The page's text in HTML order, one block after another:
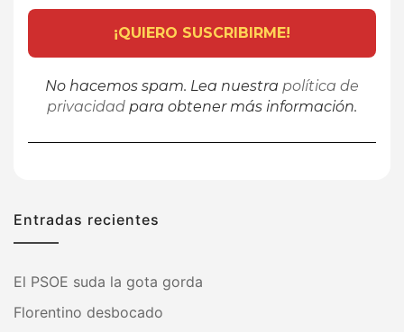
No hacemos spam. Lea nuestra política de
privacidad para obtener más información.
Entradas recientes
El PSOE suda la gota gorda
Florentino desbocado